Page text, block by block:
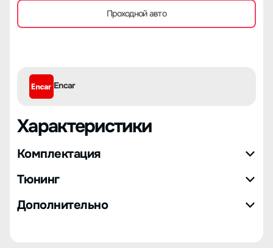
Проходной авто
Encar
Характеристики
Комплектация
Тюнинг
Дополнительно